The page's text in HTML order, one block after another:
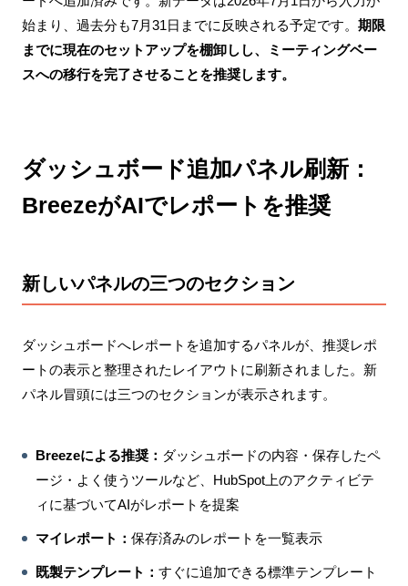
始まり、過去分も7月31日までに反映される予定です。 期限
までに現在のセットアップを棚卸しし、ミーティングベー
スへの移行を完了させることを推奨します。
ダッシュボード追加パネル刷新：
BreezeがAIでレポートを推奨
新しいパネルの三つのセクション
ダッシュボードへレポートを追加するパネルが、推奨レポ
ートの表示と整理されたレイアウトに刷新されました。新
パネル冒頭には三つのセクションが表示されます。
Breezeによる推奨： ダッシュボードの内容・保存したペ
ージ・よく使うツールなど、HubSpot上のアクティビテ
ィに基づいてAIがレポートを提案
マイレポート： 保存済みのレポートを一覧表示
既製テンプレート： すぐに追加できる標準テンプレート